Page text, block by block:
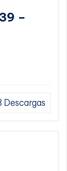
–
Descargas